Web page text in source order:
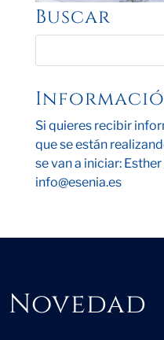
Buscar
Si quieres recibir
que se están
se van a iniciar:
info@esenia.es
Novedad